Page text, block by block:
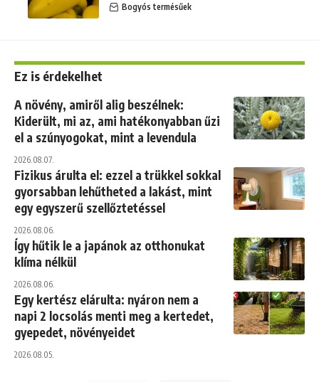
Bogyós termésűek
Ez is érdekelhet
A növény, amiről alig beszélnek:
Kiderült, mi az, ami hatékonyabban űzi
el a szúnyogokat, mint a levendula
2026.08.07.
Fizikus árulta el: ezzel a trükkel sokkal
gyorsabban lehűtheted a lakást, mint
egy egyszerű szellőztetéssel
2026.08.06.
Így hűtik le a japánok az otthonukat
klíma nélkül
2026.08.06.
Egy kertész elárulta: nyáron nem a
napi 2 locsolás menti meg a kertedet,
gyepedet, növényeidet
2026.08.05.